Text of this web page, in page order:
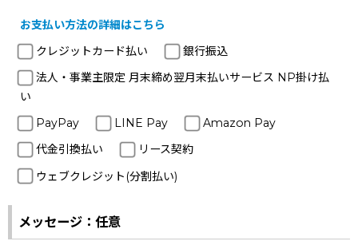
お支払い方法の詳細はこちら
クレジットカード払い
銀行振込
法人・事業主限定 月末締め翌月末払いサービス NP掛け払
い
PayPay
LINE Pay
Amazon Pay
代金引換払い
リース契約
ウェブクレジット(分割払い)
メッセージ：任意